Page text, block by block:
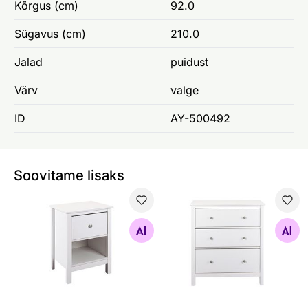
Kõrgus (cm) 92.0
Sügavus (cm) 210.0
Jalad puidust
Värv valge
ID AY-500492
Soovitame lisaks
Öökapp Chilly Home
Otsi sarnaseid
Kummut Chilly Home 3,
Otsi sarnaseid